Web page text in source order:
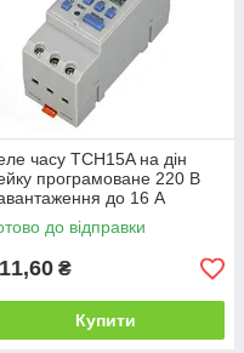
часу TCH15A на дін
програмоване 220 В
до 16 А
до відправки
₴
Купити